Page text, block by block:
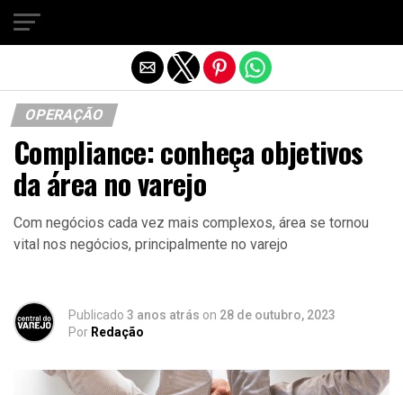
OPERAÇÃO
Compliance: conheça objetivos
da área no varejo
Com negócios cada vez mais complexos, área se tornou
vital nos negócios, principalmente no varejo
Publicado 3 anos atrás on 28 de outubro, 2023
Por Redação